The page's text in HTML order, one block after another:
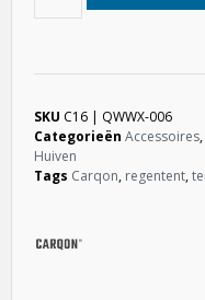
SKU C16 | QWWX-006
Categorieën Accessoires,
Huiven
Tags Carqon, regentent,